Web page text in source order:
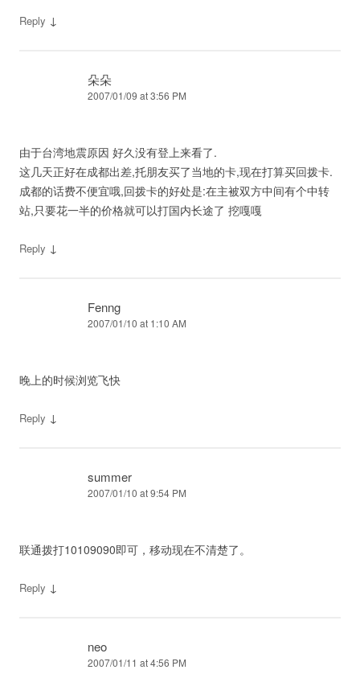
Reply ↓
朵朵
2007/01/09 at 3:56 PM
由于台湾地震原因 好久没有登上来看了.
这几天正好在成都出差,托朋友买了当地的卡,现在打算买回拨卡.
成都的话费不便宜哦,回拨卡的好处是:在主被双方中间有个中转
站,只要花一半的价格就可以打国内长途了 挖嘎嘎
Reply ↓
Fenng
2007/01/10 at 1:10 AM
晚上的时候浏览飞快
Reply ↓
summer
2007/01/10 at 9:54 PM
联通拨打10109090即可，移动现在不清楚了。
Reply ↓
neo
2007/01/11 at 4:56 PM